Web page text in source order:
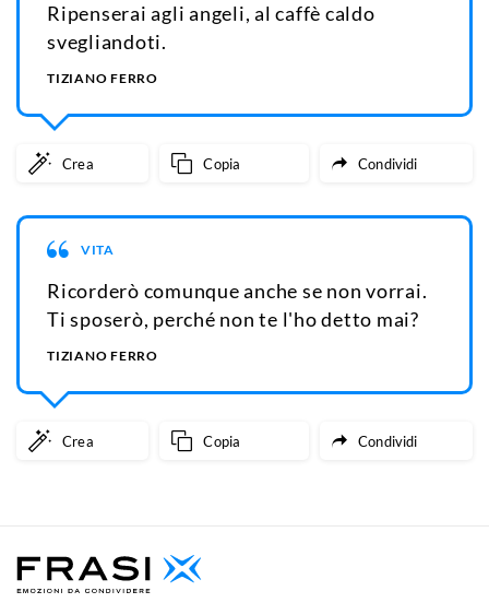
Ripenserai agli angeli, al caffè caldo
svegliandoti.
TIZIANO FERRO
Crea Copia Condividi
VITA
Ricorderò comunque anche se non vorrai.
Ti sposerò, perché non te l'ho detto mai?
TIZIANO FERRO
Crea Copia Condividi